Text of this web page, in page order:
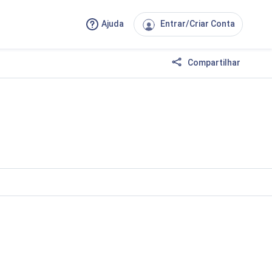
Ajuda Entrar/Criar Conta
Compartilhar